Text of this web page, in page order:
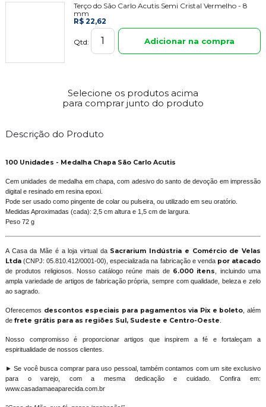
Terço do São Carlo Acutis Semi Cristal Vermelho - 8
mm
R$ 22,62
Qtd: Adicionar na compra
Selecione os produtos acima
para comprar junto do produto
Descrição do Produto
100 Unidades - Medalha Chapa São Carlo Acutis
Cem unidades de medalha em chapa, com adesivo do santo de devoção em impressão
digital e resinado em resina epoxi.
Pode ser usado como pingente de colar ou pulseira, ou utilizado em seu oratório.
Medidas Aproximadas (cada): 2,5 cm altura e 1,5 cm de largura.
Peso 72 g
A Casa da Mãe é a loja virtual daSacrarium Indústria e Comércio de Velas
Ltda(CNPJ: 05.810.412/0001-00), especializada na fabricação e venda por atacado
de produtos religiosos. Nosso catálogo reúne mais de 6.000 itens
, incluindo uma
ampla variedade de artigos de fabricação própria, sempre com qualidade, beleza e zelo
ao sagrado.
Oferecemos descontos especiais para pagamentos via Pix e boleto , além
de frete grátis para as regiões Sul, Sudeste e Centro-Oeste
Nosso compromisso é proporcionar artigos que inspirem a fé e fortaleçam a
espiritualidade de nossos clientes.
► Se você busca comprar para uso pessoal, também contamos com um site exclusivo
para o varejo, com a mesma dedicação e cuidado. Confira em:
www.casadamaeaparecida.com.br